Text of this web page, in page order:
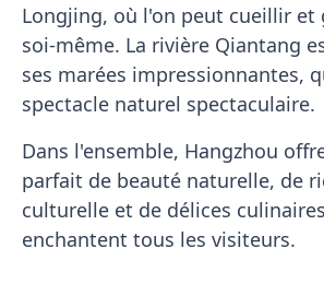
Longjing, où l'on peut cueillir et
soi-même. La rivière Qiantang
ses marées impressionnantes,
spectacle naturel spectaculaire.
Dans l'ensemble, Hangzhou
parfait de beauté naturelle, de
culturelle et de délices
enchantent tous les visiteurs.